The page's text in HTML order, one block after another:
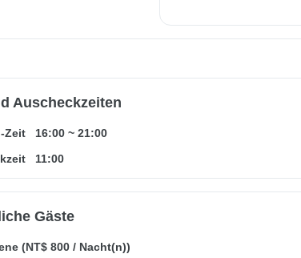
Auscheckzeiten
Zeit 16:00 ~ 21:00
11:00
Gäste
(NT$ 800 / Nacht(n))